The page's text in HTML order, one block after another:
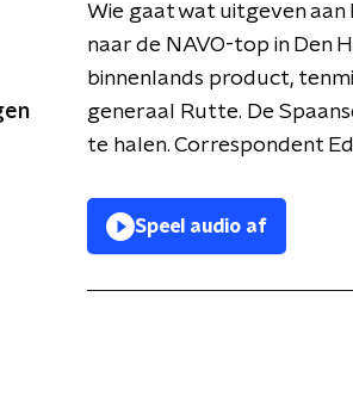
Wie gaat wat uitgeven
naar de NAVO-top in Den
binnenlands product,
generaal Rutte. De
te halen. Correspondent
Speel audio af